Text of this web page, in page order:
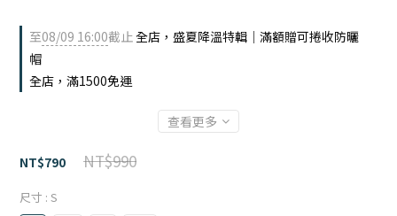
至08/09 16:00截止全店，盛夏降溫特輯｜滿額贈可捲收防曬
帽
全店，滿1500免運
查看更多
NT$990
NT$790
尺寸 : S